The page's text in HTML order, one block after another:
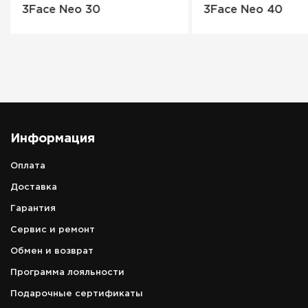
3Face Neo 30 3Face Neo 40
Информация
Оплата
Доставка
Гарантия
Сервис и ремонт
Обмен и возврат
Программа лояльности
Подарочные сертификаты